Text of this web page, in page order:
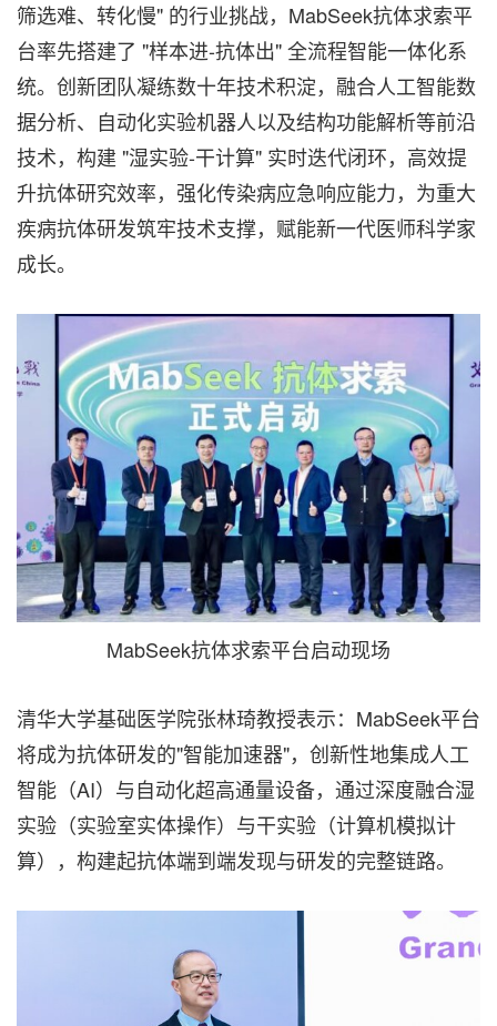
筛选难、转化慢" 的行业挑战，MabSeek抗体求索平
台率先搭建了 "样本进-抗体出" 全流程智能一体化系
统。创新团队凝练数十年技术积淀，融合人工智能数
据分析、自动化实验机器人以及结构功能解析等前沿
技术，构建 "湿实验-干计算" 实时迭代闭环，高效提
升抗体研究效率，强化传染病应急响应能力，为重大
疾病抗体研发筑牢技术支撑，赋能新一代医师科学家
成长。
MabSeek抗体求索平台启动现场
清华大学基础医学院张林琦教授表示：MabSeek平台
将成为抗体研发的"智能加速器"，创新性地集成人工
智能（AI）与自动化超高通量设备，通过深度融合湿
实验（实验室实体操作）与干实验（计算机模拟计
算），构建起抗体端到端发现与研发的完整链路。